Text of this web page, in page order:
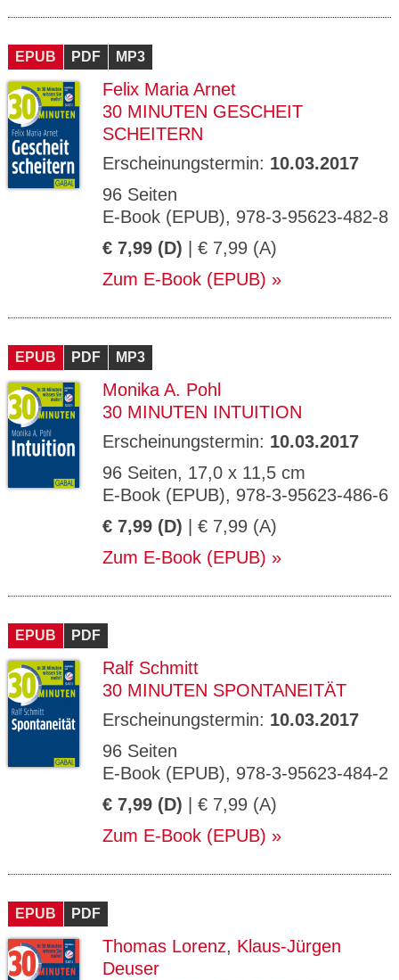
EPUB PDF MP3
Felix Maria Arnet
30 MINUTEN GESCHEIT
SCHEITERN
Erscheinungstermin: 10.03.2017
96 Seiten
E-Book (EPUB), 978-3-95623-482-8
€ 7,99 (D) | € 7,99 (A)
Zum E-Book (EPUB)
EPUB PDF MP3
Monika A. Pohl
30 MINUTEN INTUITION
Erscheinungstermin: 10.03.2017
96 Seiten, 17,0 x 11,5 cm
E-Book (EPUB), 978-3-95623-486-6
€ 7,99 (D) | € 7,99 (A)
Zum E-Book (EPUB)
EPUB PDF
Ralf Schmitt
30 MINUTEN SPONTANEITÄT
Erscheinungstermin: 10.03.2017
96 Seiten
E-Book (EPUB), 978-3-95623-484-2
€ 7,99 (D) | € 7,99 (A)
Zum E-Book (EPUB)
EPUB PDF
Thomas Lorenz, Klaus-Jürgen
Deuser